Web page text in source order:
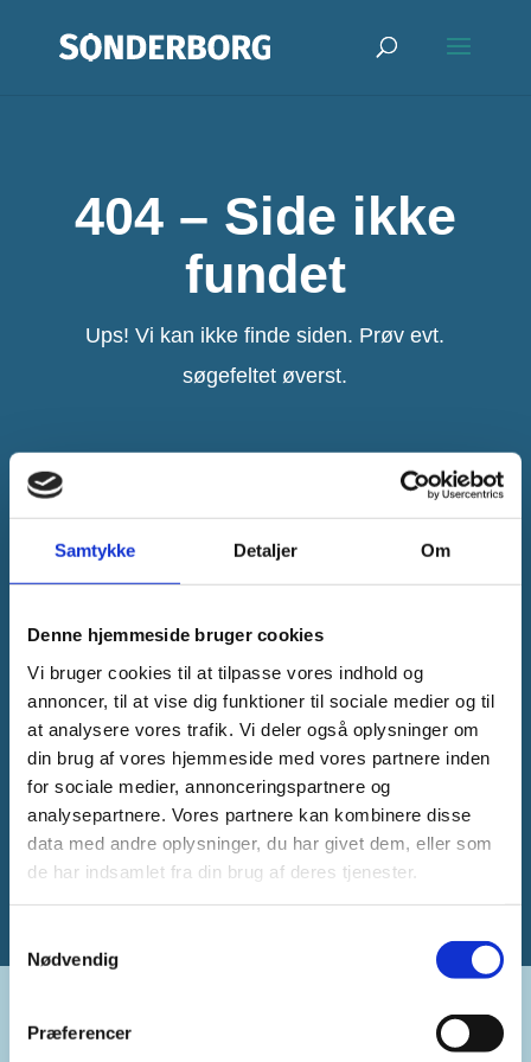
Samtykke Detaljer Om
Denne hjemmeside bruger cookies
Vi bruger cookies til at tilpasse vores indhold og
annoncer, til at vise dig funktioner til sociale medier og til
at analysere vores trafik. Vi deler også oplysninger om
din brug af vores hjemmeside med vores partnere inden
for sociale medier, annonceringspartnere og
analysepartnere. Vores partnere kan kombinere disse
data med andre oplysninger, du har givet dem, eller som
de har indsamlet fra din brug af deres tjenester.
Nødvendig
Præferencer
404 – Side ikke
fundet
Ups! Vi kan ikke finde siden. Prøv evt.
søgefeltet øverst.